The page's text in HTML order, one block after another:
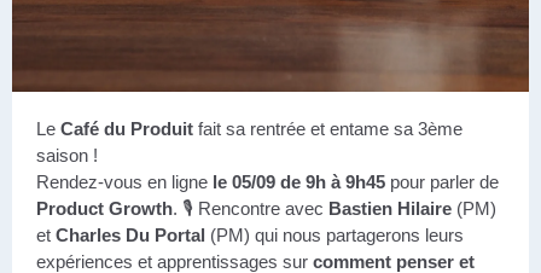
Le Café du Produit fait sa rentrée et entame sa 3ème
saison !
Rendez-vous en ligne le 05/09 de 9h à 9h45 pour parler de
Product Growth. 🎙 Rencontre avec Bastien Hilaire (PM)
et Charles Du Portal (PM) qui nous partagerons leurs
expériences et apprentissages sur comment penser et